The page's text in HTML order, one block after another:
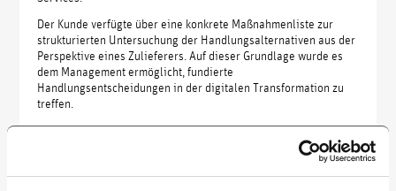
Der Kunde verfügte über eine konkrete Maßnahmenliste zur
strukturierten Untersuchung der Handlungsalternativen aus der
Perspektive eines Zulieferers. Auf dieser Grundlage wurde es
dem Management ermöglicht, fundierte
Handlungsentscheidungen in der digitalen Transformation zu
treffen.